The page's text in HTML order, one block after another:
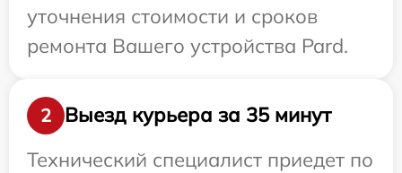
уточнения стоимости и сроков
ремонта Вашего устройства Pard.
2
Выезд курьера за 35 минут
Технический специалист приедет по